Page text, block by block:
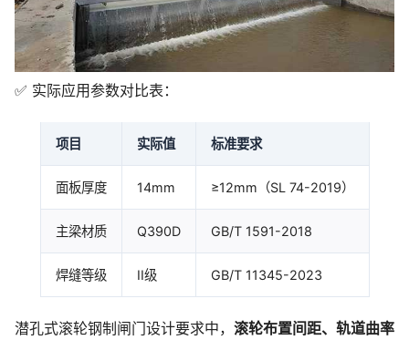
✅ 实际应用参数对比表：
项目 实际值 标准要求
面板厚度 14mm ≥12mm（SL 74-2019）
主梁材质 Q390D GB/T 1591-2018
焊缝等级 II级 GB/T 11345-2023
潜孔式滚轮钢制闸门设计要求中， 滚轮布置间距、轨道曲率